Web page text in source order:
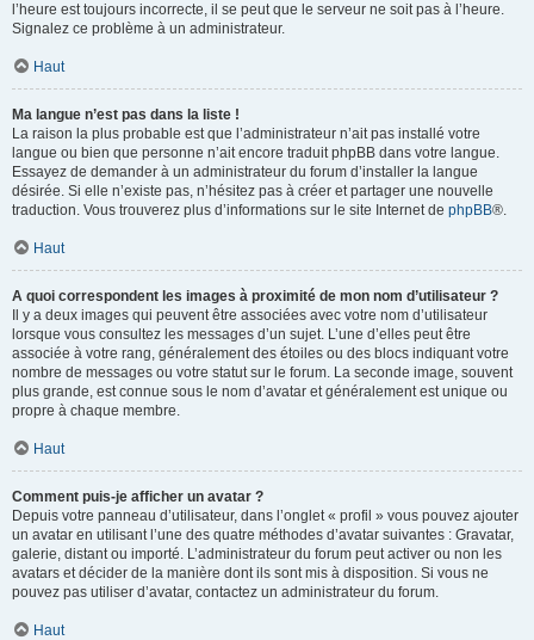
l’heure est toujours incorrecte, il se peut que le serveur ne soit pas à l’heure.
Signalez ce problème à un administrateur.
Haut
Ma langue n’est pas dans la liste !
La raison la plus probable est que l’administrateur n’ait pas installé votre
langue ou bien que personne n’ait encore traduit phpBB dans votre langue.
Essayez de demander à un administrateur du forum d’installer la langue
désirée. Si elle n’existe pas, n’hésitez pas à créer et partager une nouvelle
traduction. Vous trouverez plus d’informations sur le site Internet de phpBB®.
Haut
A quoi correspondent les images à proximité de mon nom d’utilisateur ?
Il y a deux images qui peuvent être associées avec votre nom d’utilisateur
lorsque vous consultez les messages d’un sujet. L’une d’elles peut être
associée à votre rang, généralement des étoiles ou des blocs indiquant votre
nombre de messages ou votre statut sur le forum. La seconde image, souvent
plus grande, est connue sous le nom d’avatar et généralement est unique ou
propre à chaque membre.
Haut
Comment puis-je afficher un avatar ?
Depuis votre panneau d’utilisateur, dans l’onglet « profil » vous pouvez ajouter
un avatar en utilisant l’une des quatre méthodes d’avatar suivantes : Gravatar,
galerie, distant ou importé. L’administrateur du forum peut activer ou non les
avatars et décider de la manière dont ils sont mis à disposition. Si vous ne
pouvez pas utiliser d’avatar, contactez un administrateur du forum.
Haut